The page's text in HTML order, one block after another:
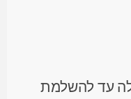
עד להשלמת